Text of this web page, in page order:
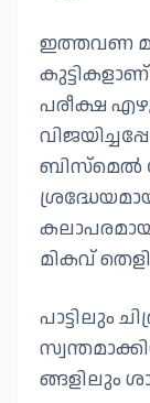
ഇത്തവണ
പരീക്ഷ
ബിസ്മെൽ
മികവ്
പാട്ടിലും
ങ്ങളിലും